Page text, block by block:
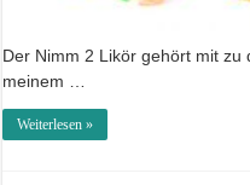
Der Nimm 2 Likör gehört mit
meinem …
Weiterlesen »